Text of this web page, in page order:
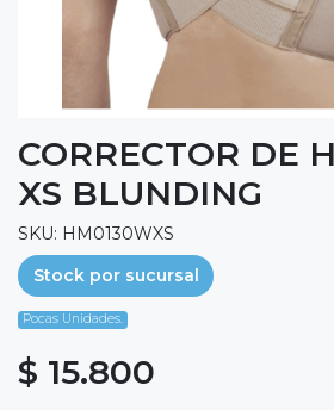
CORRECTOR DE
XS BLUNDING
SKU: HM0130WXS
Stock por sucursal
Pocas Unidades.
$ 15.800